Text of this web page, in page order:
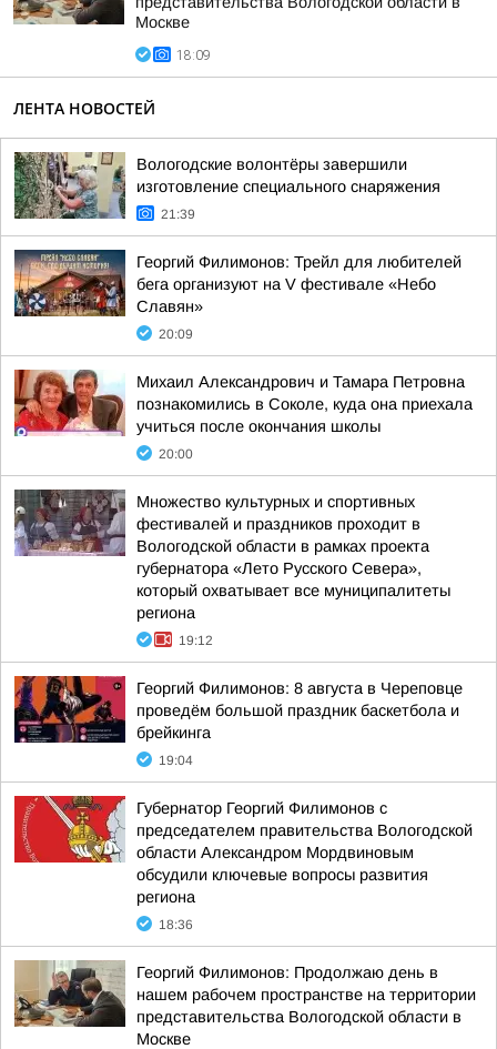
Москве
18:09
ЛЕНТА НОВОСТЕЙ
Вологодские волонтёры завершили
изготовление специального снаряжения
21:39
Георгий Филимонов: Трейл для любителей
бега организуют на V фестивале «Небо
Славян»
20:09
Михаил Александрович и Тамара Петровна
познакомились в Соколе, куда она приехала
учиться после окончания школы
20:00
Множество культурных и спортивных
фестивалей и праздников проходит в
Вологодской области в рамках проекта
губернатора «Лето Русского Севера»,
который охватывает все муниципалитеты
региона
19:12
Георгий Филимонов: 8 августа в Череповце
проведём большой праздник баскетбола и
брейкинга
19:04
Губернатор Георгий Филимонов с
председателем правительства Вологодской
области Александром Мордвиновым
обсудили ключевые вопросы развития
региона
18:36
Георгий Филимонов: Продолжаю день в
нашем рабочем пространстве на территории
представительства Вологодской области в
Москве